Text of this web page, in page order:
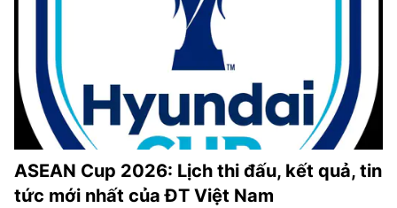
ASEAN Cup 2026: Lịch thi đấu, kết quả, tin
tức mới nhất của ĐT Việt Nam